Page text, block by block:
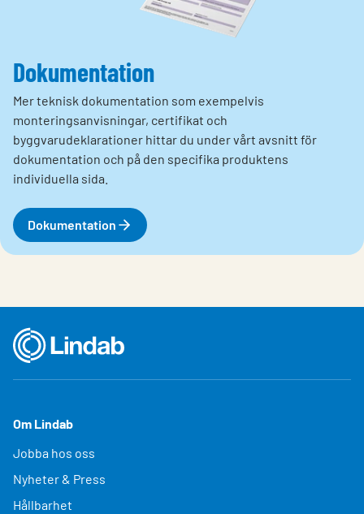
Dokumentation
Mer teknisk dokumentation som exempelvis
monteringsanvisningar, certifikat och
byggvarudeklarationer hittar du under vårt avsnitt för
dokumentation och på den specifika produktens
individuella sida.
Dokumentation
Om Lindab
Jobba hos oss
Nyheter & Press
Hållbarhet